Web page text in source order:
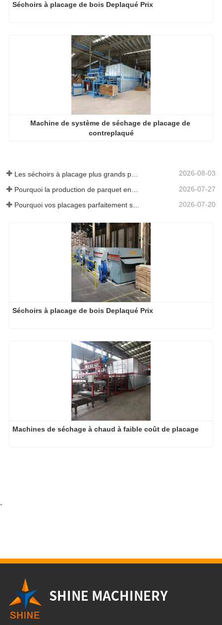
Séchoirs à placage de bois Deplaqué Prix
Machine de système de séchage de placage de
contreplaqué
2026-08-03
2026-07-27
Pourquoi vos placages parfaitement séchés se réhumidifient-ils ? 2026-07-20
Séchoirs à placage de bois Deplaqué Prix
Machines de séchage à chaud à faible coût de placage
-